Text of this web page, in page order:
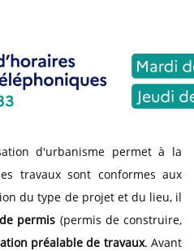
d'urbanisme permet à la
travaux sont conformes aux
du type de projet et du lieu, il
permis (permis de construire,
préalable de travaux. Avant